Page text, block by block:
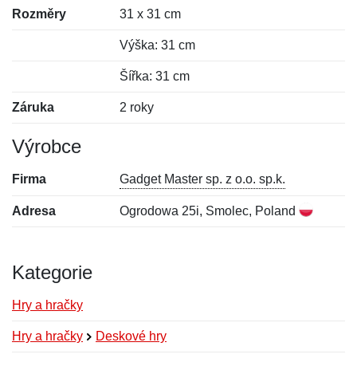
Rozměry 31 x 31 cm
Výška: 31 cm
Šířka: 31 cm
Záruka 2 roky
Výrobce
Firma Gadget Master sp. z o.o. sp.k.
Adresa Ogrodowa 25i, Smolec, Poland
Kategorie
Hry a hračky
Hry a hračky Deskové hry